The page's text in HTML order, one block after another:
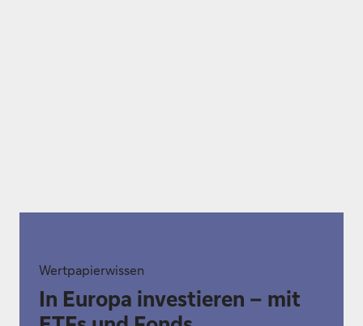
Wertpapierwissen
In Europa investieren – mit